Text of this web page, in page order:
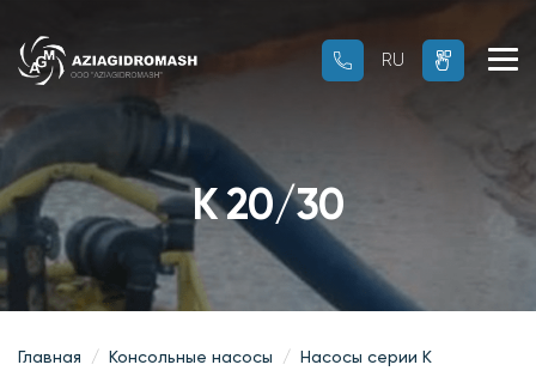
RU
К 20/30
Главная Консольные насосы Насосы серии К